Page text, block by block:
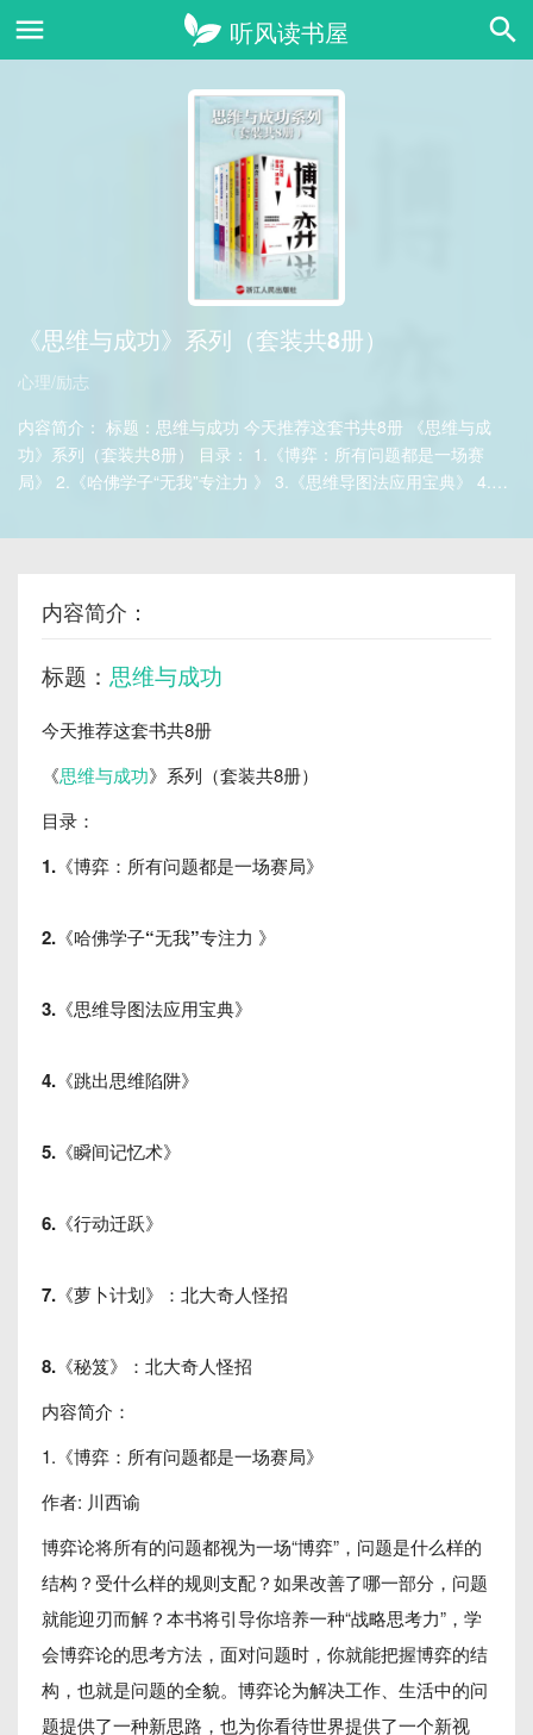
《思维与成功》系列（套装共8册）
心理/励志
内容简介： 标题：思维与成功 今天推荐这套书共8册 《思维与成
功》系列（套装共8册） 目录： 1.《博弈：所有问题都是一场赛
局》 2.《哈佛学子“无我”专注力 》 3.《思维导图法应用宝典》 4.
内容简介：
标题： 思维与成功
今天推荐这套书共8册
《思维与成功》系列（套装共8册）
目录：
1.《博弈：所有问题都是一场赛局》
2.《哈佛学子“无我”专注力 》
3.《思维导图法应用宝典》
4.《跳出思维陷阱》
5.《瞬间记忆术》
6.《行动迁跃》
7.《萝卜计划》：北大奇人怪招
8.《秘笈》：北大奇人怪招
内容简介：
1.《博弈：所有问题都是一场赛局》
作者: 川西谕
博弈论将所有的问题都视为一场“博弈”，问题是什么样的
结构？受什么样的规则支配？如果改善了哪一部分，问题
就能迎刃而解？本书将引导你培养一种“战略思考力”，学
会博弈论的思考方法，面对问题时，你就能把握博弈的结
构，也就是问题的全貌。博弈论为解决工作、生活中的问
题提供了一种新思路，也为你看待世界提供了一个新视